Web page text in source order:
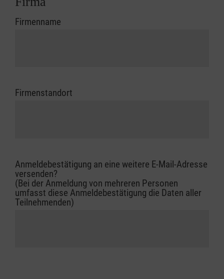
Firmenname
Firmenstandort
Anmeldebestätigung an eine weitere E-Mail-Adresse
versenden?
(Bei der Anmeldung von mehreren Personen
umfasst diese Anmeldebestätigung die Daten aller
Teilnehmenden)